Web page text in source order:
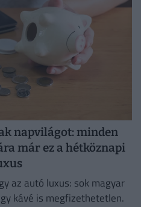
napvilágot: minden
már ez a hétköznapi
az autó luxus: sok magyar
kávé is megfizethetetlen.